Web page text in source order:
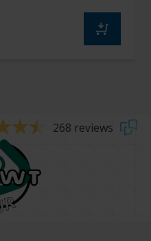
268 reviews